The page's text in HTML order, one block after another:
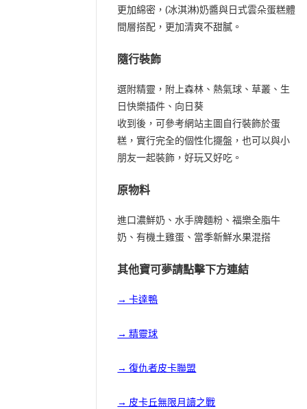
更加綿密，(冰淇淋)奶醬與日式雲朵蛋糕體
間層搭配，更加清爽不甜膩。
隨行裝飾
選附精靈，附上森林、熱氣球、草叢、生
日快樂插件、向日葵
收到後，可參考網站主圖自行裝飾於蛋
糕，實行完全的個性化擺盤，也可以與小
朋友一起裝飾，好玩又好吃。
原物料
進口濃鮮奶、水手牌麵粉、福樂全脂牛
奶、有機土雞蛋、當季新鮮水果混搭
其他寶可夢請點擊下方連結
→ 卡達鴨
→ 精靈球
→ 復仇者皮卡聯盟
→ 皮卡丘無限月讀之戰